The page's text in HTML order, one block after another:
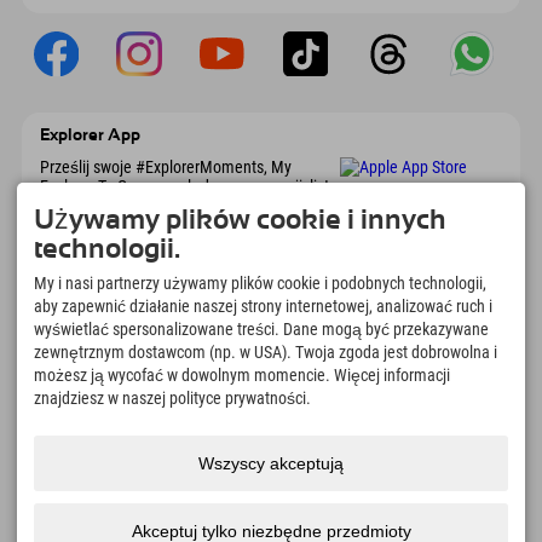
Explorer App
Prześlij swoje #ExplorerMoments, My
Explorer To Go z przeglądem rezerwacji, listą
marzeń, przeglądem restauracji i wieloma
innymi. Pobierz teraz!
Czas na chwile odkrywcy
166
Jeziora górskie i baseny
rekreacyjne
4.634km
Stoki do jazdy na nartach i
snowboardzie
8.991km
Używamy plików cookie i innych
technologii.
My i nasi partnerzy używamy plików cookie i podobnych technologii,
aby zapewnić działanie naszej strony internetowej, analizować ruch i
wyświetlać spersonalizowane treści. Dane mogą być przekazywane
zewnętrznym dostawcom (np. w USA). Twoja zgoda jest dobrowolna i
możesz ją wycofać w dowolnym momencie. Więcej informacji
znajdziesz w naszej polityce prywatności.
Wszyscy akceptują
Akceptuj tylko niezbędne przedmioty